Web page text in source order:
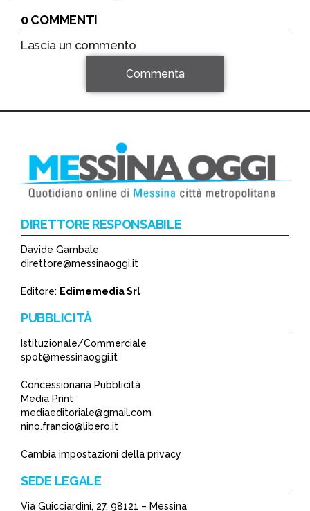
0 COMMENTI
Lascia un commento
*
Commenta
DIRETTORE RESPONSABILE
Davide Gambale
direttore@messinaoggi.it
Editore: Edimemedia Srl
PUBBLICITÀ
Istituzionale/Commerciale
spot@messinaoggi.it
Concessionaria Pubblicità
Media Print
mediaeditoriale@gmail.com
nino.francio@libero.it
Cambia impostazioni della privacy
SEDE LEGALE
Via Guicciardini, 27, 98121 – Messina